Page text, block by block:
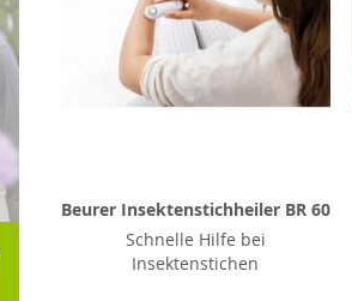
Beurer Insektenstichheiler BR 60
Schnelle Hilfe bei
Insektenstichen